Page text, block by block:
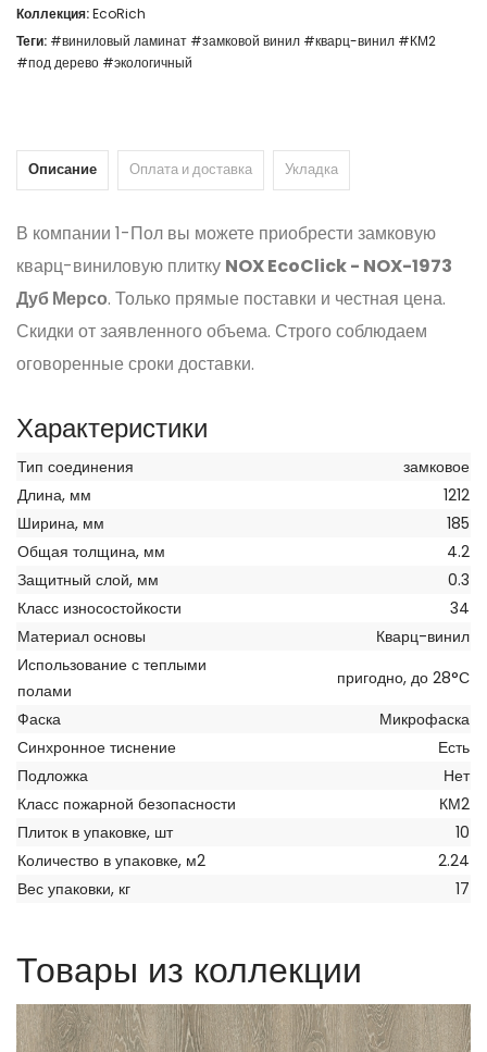
Коллекция:EcoRich
Теги: #виниловый ламинат #замковой винил #кварц-винил #КМ2
#под дерево #экологичный
Описание Оплата и доставка Укладка
В компании 1-Пол вы можете приобрести замковую
кварц-виниловую плитку NOX EcoClick - NOX-1973
Дуб Мерсо. Только прямые поставки и честная цена.
Скидки от заявленного объема. Строго соблюдаем
оговоренные сроки доставки.
Характеристики
Тип соединения
замковое
Длина, мм
1212
Ширина, мм
185
Общая толщина, мм
4.2
Защитный слой, мм
0.3
Класс износостойкости
34
Материал основы
Кварц-винил
Использование с теплыми
полами
пригодно, до 28°С
Фаска
Микрофаска
Синхронное тиснение
Есть
Подложка
Нет
Класс пожарной безопасности
КМ2
Плиток в упаковке, шт
10
Количество в упаковке, м2
2.24
Вес упаковки, кг
17
Товары из коллекции